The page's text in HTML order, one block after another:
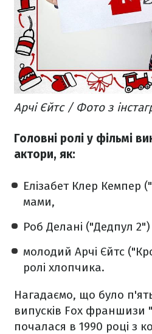
Арчі Єйтс / Фото з
Головні ролі у фільмі
актори, як:
Елізабет Клер Кемпер
мами,
Роб Делані ("Дедпул 2")
молодий Арчі Єйтс
ролі хлопчика.
Нагадаємо, що було
випусків Fox франшизи
почалася в 1990 році з